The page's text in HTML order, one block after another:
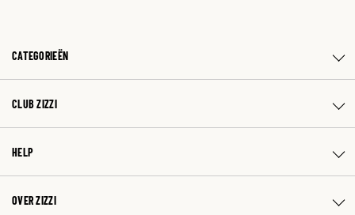
CATEGORIEËN
CLUB ZIZZI
HELP
OVER ZIZZI